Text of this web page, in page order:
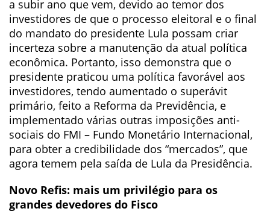
a subir ano que vem, devido ao temor dos
investidores de que o processo eleitoral e o final
do mandato do presidente Lula possam criar
incerteza sobre a manutenção da atual política
econômica. Portanto, isso demonstra que o
presidente praticou uma política favorável aos
investidores, tendo aumentado o superávit
primário, feito a Reforma da Previdência, e
implementado várias outras imposições anti-
sociais do FMI – Fundo Monetário Internacional,
para obter a credibilidade dos “mercados”, que
agora temem pela saída de Lula da Presidência.
Novo Refis: mais um privilégio para os
grandes devedores do Fisco